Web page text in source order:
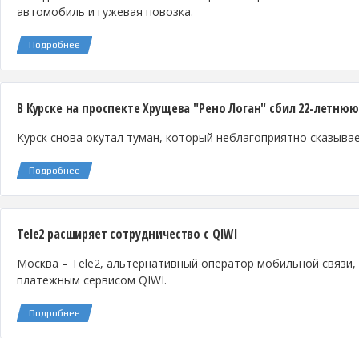
автомобиль и гужевая повозка.
Подробнее
В Курске на проспекте Хрущева "Рено Логан" сбил 22-
Курск снова окутал туман, который неблагоприятно
Подробнее
Tele2 расширяет сотрудничество с QIWI
Москва – Tele2, альтернативный оператор мобильной
платежным сервисом QIWI.
Подробнее